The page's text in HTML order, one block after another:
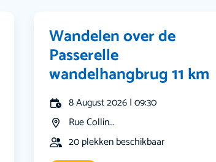
Wandelen over de
Passerelle
wandelhangbrug 11 km
8 August 2026 | 09:30
Rue Collin...
20 plekken beschikbaar